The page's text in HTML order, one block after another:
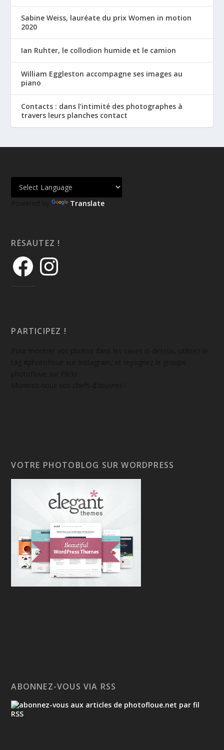
Sabine Weiss, lauréate du prix Women in motion
2020
Ian Ruhter, le collodion humide et le camion
William Eggleston accompagne ses images au
piano
Contacts : dans l’intimité des photographes à
travers leurs planches contact
Powered by Translate
RÉSAUTEZ !
PARTICIPEZ !
VOTRE PHOTOBLOG SUR WORDPRESS
ABONNEZ-VOUS VIA RSS